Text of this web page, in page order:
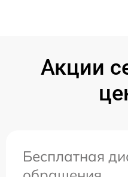
Акции
Бесплатная